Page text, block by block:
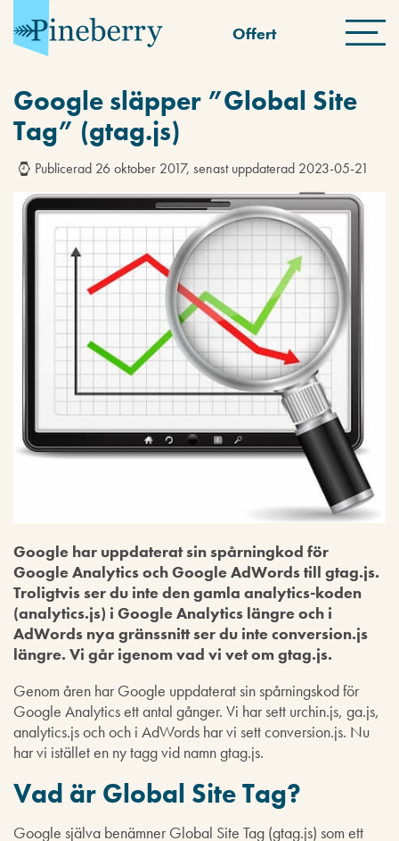
Offert
Google släpper ”Global Site
Tag” (gtag.js)
Publicerad 26 oktober 2017, senast uppdaterad 2023-05-21
Google har uppdaterat sin spårningkod för
Google Analytics och Google AdWords till gtag.js.
Troligtvis ser du inte den gamla analytics-koden
(analytics.js) i Google Analytics längre och i
AdWords nya gränssnitt ser du inte conversion.js
längre. Vi går igenom vad vi vet om gtag.js.
Genom åren har Google uppdaterat sin spårningskod för
Google Analytics ett antal gånger. Vi har sett urchin.js, ga.js,
analytics.js och och i AdWords har vi sett conversion.js. Nu
har vi istället en ny tagg vid namn gtag.js.
Vad är Global Site Tag?
Google själva benämner Global Site Tag (gtag.js) som ett